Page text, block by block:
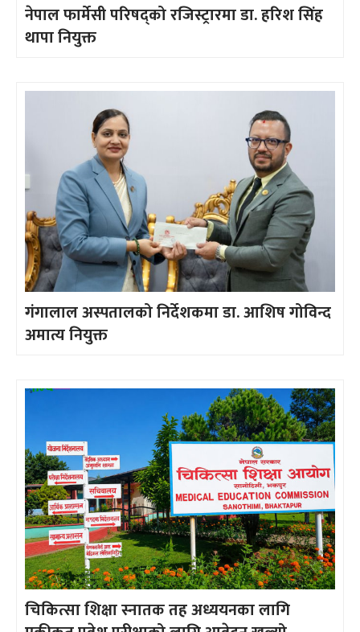
नेपाल फार्मेसी परिषद्को रजिस्ट्रारमा डा. हरिश सिंह
थापा नियुक्त
गंगालाल अस्पतालको निर्देशकमा डा. आशिष गोविन्द
अमात्य नियुक्त
चिकित्सा शिक्षा स्नातक तह अध्ययनका लागि